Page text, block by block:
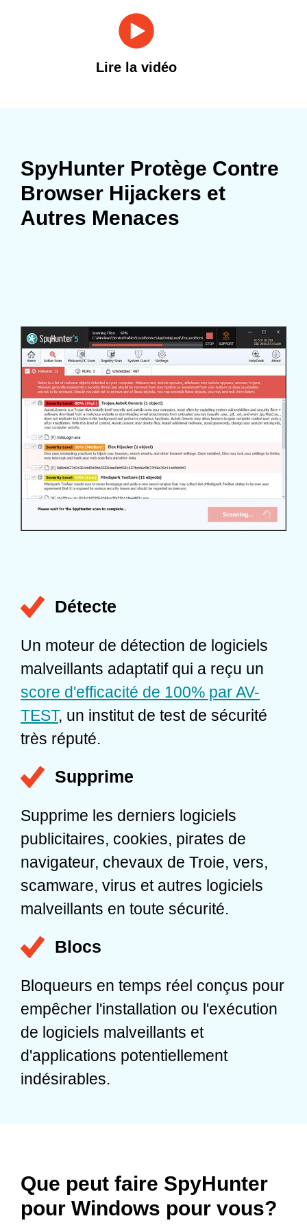
Lire la vidéo
SpyHunter Protège Contre
Browser Hijackers et
Autres Menaces
Détecte
Un moteur de détection de logiciels
malveillants adaptatif qui a reçu un
score d'efficacité de 100% par AV-
TEST, un institut de test de sécurité
très réputé.
Supprime
Supprime les derniers logiciels
publicitaires, cookies, pirates de
navigateur, chevaux de Troie, vers,
scamware, virus et autres logiciels
malveillants en toute sécurité.
Blocs
Bloqueurs en temps réel conçus pour
empêcher l'installation ou l'exécution
de logiciels malveillants et
d'applications potentiellement
indésirables.
Que peut faire SpyHunter
pour Windows pour vous?